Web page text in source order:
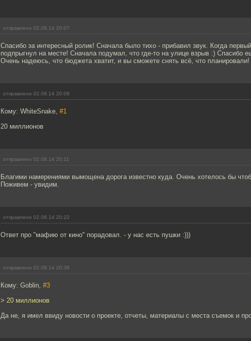
отправлено 02.08.14 20:07
Спасибо за интересный ролик! Сначала было тихо - прибавил звук. Когда
подпрыгнул на месте! Сначала подумал, что где-то на улице взрыв :) Спасибо
Очень надеюсь, что бюджета хватит, и вы сможете снять всё, что планировали!
отправлено 02.08.14 20:08
Кому: WhiteSnake, #1
20 миллионов
отправлено 02.08.14 20:11
Благими намерениями вымощена дорога известно куда. Очень хотелось бы
Поживем - увидим.
отправлено 02.08.14 20:22
Ответ про "мафию от кино" порадовал. - у нас есть пушки :)))
отправлено 02.08.14 20:38
Кому: Goblin, #3
> 20 миллионов
Да не, я имел ввиду новости о проекте, отчеты, материалы с места съемок и